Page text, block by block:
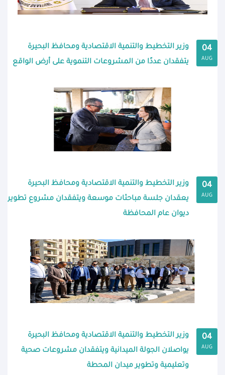
04
AUG
وزير التخطيط والتنمية الاقتصادية ومحافظ البحيرة
يتفقدان عددًا من المشروعات التنموية على أرض الواقع
04
AUG
وزير التخطيط والتنمية الاقتصادية ومحافظ البحيرة
يعقدان جلسة مباحثات موسعة ويتفقدان مشروع تطوير
ديوان عام المحافظة
04
AUG
وزير التخطيط والتنمية الاقتصادية ومحافظ البحيرة
يواصلان الجولة الميدانية ويتفقدان مشروعات صحية
وتعليمية وتطوير ميدان المحطة